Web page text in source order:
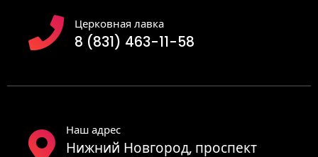
Церковная лавка
8 (831) 463-11-58
Наш адрес
Нижний Новгород, проспект